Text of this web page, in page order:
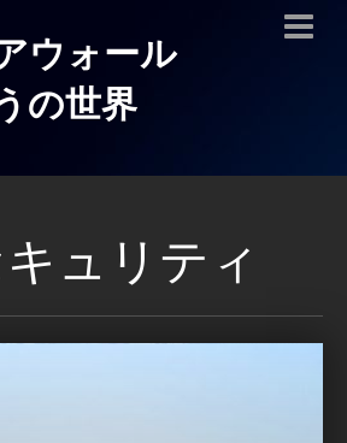
ウォール
の世界
ュリティ